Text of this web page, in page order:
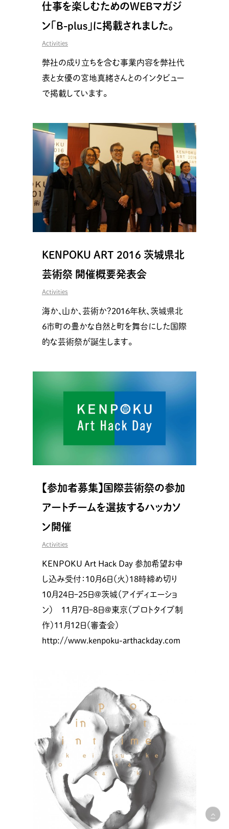
仕事を楽しむためのWEBマガジ
ン「B-plus」に掲載されました。
Activities
弊社の成り立ちを含む事業内容を弊社代
表と女優の宮地真緒さんとのインタビュー
で掲載しています。
KENPOKU ART 2016 茨城県北
芸術祭 開催概要発表会
Activities
海か、山か、芸術か？2016年秋、茨城県北
６市町の豊かな自然と町を舞台にした国際
的な芸術祭が誕生します。
【参加者募集】国際芸術祭の参加
アートチームを選抜するハッカソ
ン開催
Activities
KENPOKU Art Hack Day 参加希望お申
し込み受付：10月6日（火）18時締め切り
10月24日ｰ25日@茨城（アイディエーショ
ン） 11月7日ｰ8日@東京（プロトタイプ制
作）11月12日（審査会）
http://www.kenpoku-arthackday.com